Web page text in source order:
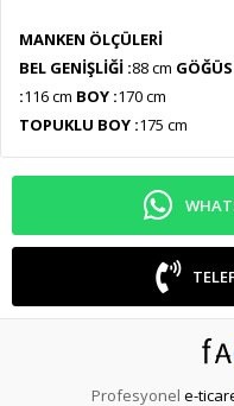
MANKEN ÖLÇÜLERİ
BEL GENİŞLİĞİ :88cm
:116cm BOY :170 cm
TOPUKLU BOY :175 cm
Profesyonel e-